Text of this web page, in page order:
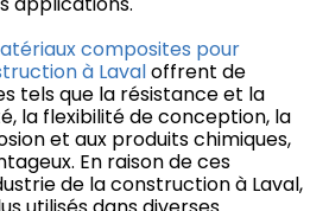
composites pour
à Lavaloffrent de
tels que la résistance et la
la flexibilité de conception, la
et aux produits chimiques,
En raison de ces
de la construction à Laval,